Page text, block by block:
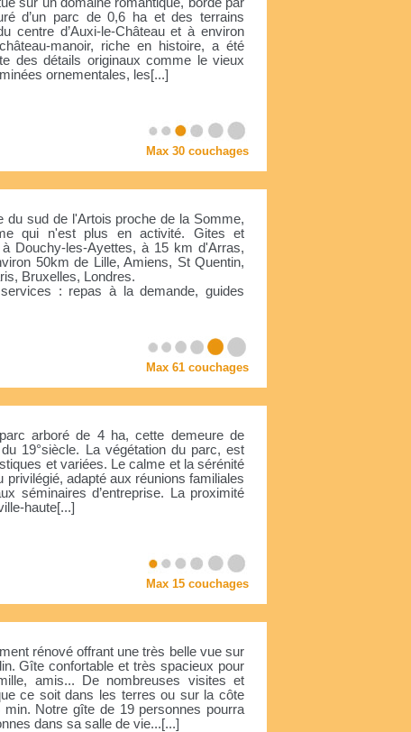
d’un parc de 0,6 ha et des terrains
centre d’Auxi-le-Château et à environ
manoir, riche en histoire, a été
des détails originaux comme le vieux
ornementales, les[...]
Max 30 couchages
du sud de l'Artois proche de la Somme,
qui n'est plus en activité. Gites et
Douchy-les-Ayettes, à 15 km d'Arras,
50km de Lille, Amiens, St Quentin,
Bruxelles, Londres.
: repas à la demande, guides
Max 61 couchages
arboré de 4 ha, cette demeure de
19°siècle. La végétation du parc, est
et variées. Le calme et la sérénité
privilégié, adapté aux réunions familiales
séminaires d’entreprise. La proximité
haute[...]
Max 15 couchages
rénové offrant une très belle vue sur
Gîte confortable et très spacieux pour
amis... De nombreuses visites et
ce soit dans les terres ou sur la côte
Notre gîte de 19 personnes pourra
dans sa salle de vie...[...]